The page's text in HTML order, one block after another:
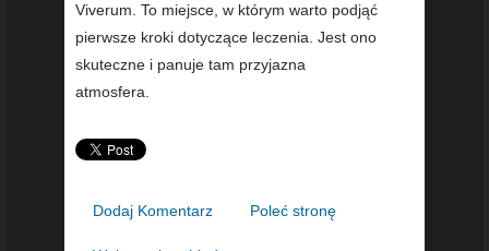
Viverum. To miejsce, w którym warto podjąć
pierwsze kroki dotyczące leczenia. Jest ono
skuteczne i panuje tam przyjazna
atmosfera.
Dodaj Komentarz Poleć stronę